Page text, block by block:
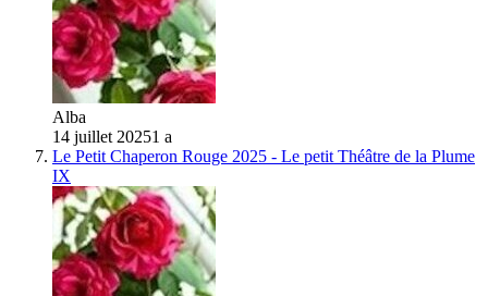
Alba
14 juillet 20251 a
Le Petit Chaperon Rouge 2025 - Le petit Théâtre de la Plume
IX